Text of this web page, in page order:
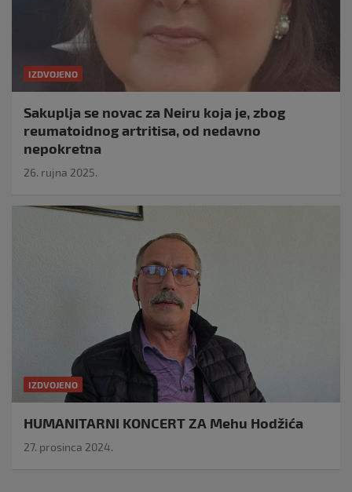
IZDVOJENO
Sakuplja se novac za Neiru koja je, zbog
reumatoidnog artritisa, od nedavno
nepokretna
26. rujna 2025.
IZDVOJENO
HUMANITARNI KONCERT ZA Mehu Hodžića
27. prosinca 2024.